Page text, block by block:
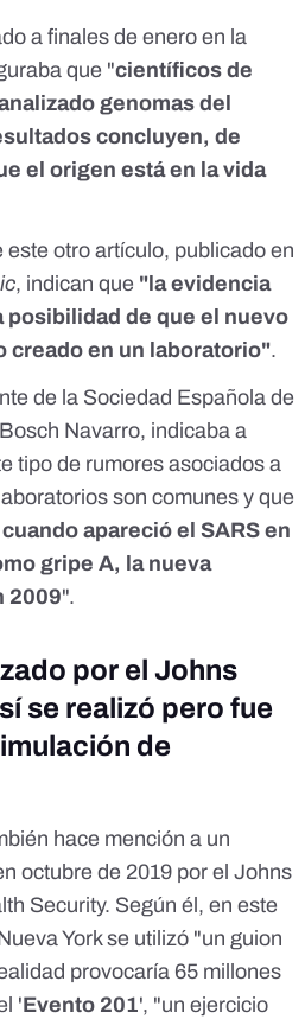
a finales de eneroen la
que "científicos de
genomas del
concluyen, de
el origen está en la vida
este otro artículo, publicado en
, indican que "la evidencia
posibilidad de que el nuevo
creado en un laboratorio".
de la Sociedad Española de
Navarro, indicaba a
tipo de rumores asociados a
son comunes y que
apareció el SARS en
gripe A, la nueva
2009".
por el Johns
se realizó pero fue
de
hace mención a un
octubre de 2019 por el Johns
Security. Según él, en este
York se utilizó "un guion
provocaría 65 millones
'Evento 201', "un ejercicio